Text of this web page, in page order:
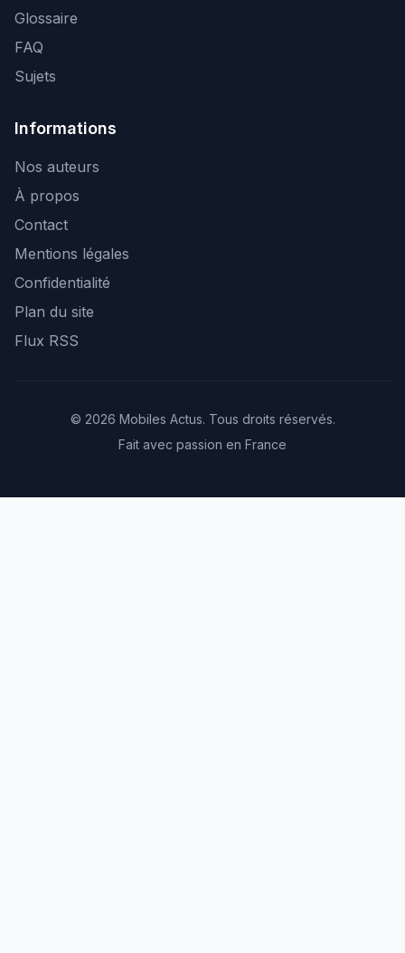
Glossaire
FAQ
Sujets
Informations
Nos auteurs
À propos
Contact
Mentions légales
Confidentialité
Plan du site
Flux RSS
© 2026 Mobiles Actus. Tous droits réservés.
Fait avec passion en France